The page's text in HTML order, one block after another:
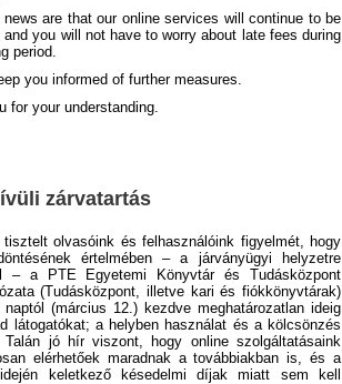
news are that our online services will continue to be
and you will not have to worry about late fees during
period.
you informed of further measures.
for your understanding.
zárvatartás
tisztelt olvasóink és felhasználóink figyelmét, hogy
értelmében – a járványügyi helyzetre
– a PTE Egyetemi Könyvtár és Tudásközpont
(Tudásközpont, illetve kari és fiókkönyvtárak)
naptól (március 12.) kezdve meghatározatlan ideig
látogatókat; a helyben használat és a kölcsönzés
Talán jó hír viszont, hogy online szolgáltatásaink
elérhetőek maradnak a továbbiakban is, és a
keletkező késedelmi díjak miatt sem kell